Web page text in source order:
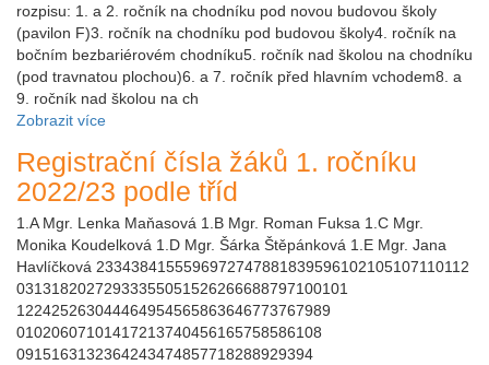
rozpisu: 1. a 2. ročník na chodníku pod novou budovou školy
(pavilon F)3. ročník na chodníku pod budovou školy4. ročník na
bočním bezbariérovém chodníku5. ročník nad školou na chodníku
(pod travnatou plochou)6. a 7. ročník před hlavním vchodem8. a
9. ročník nad školou na ch
Zobrazit více
Registrační čísla žáků 1. ročníku
2022/23 podle tříd
1.A Mgr. Lenka Maňasová 1.B Mgr. Roman Fuksa 1.C Mgr.
Monika Koudelková 1.D Mgr. Šárka Štěpánková 1.E Mgr. Jana
Havlíčková 2334384155596972747881839596102105107110112
03131820272933355051526266688797100101
122425263044464954565863646773767989
01020607101417213740456165758586108
0915163132364243474857718288929394